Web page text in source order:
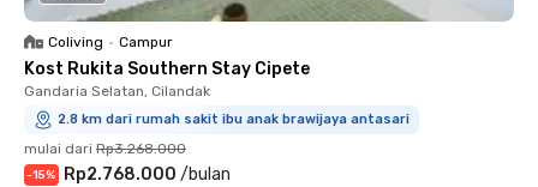
Coliving • Campur
Kost Rukita Southern Stay Cipete
Gandaria Selatan, Cilandak
2.8 km dari rumah sakit ibu anak brawijaya antasari
mulai dari Rp3.268.000
-15% Rp2.768.000 /bulan